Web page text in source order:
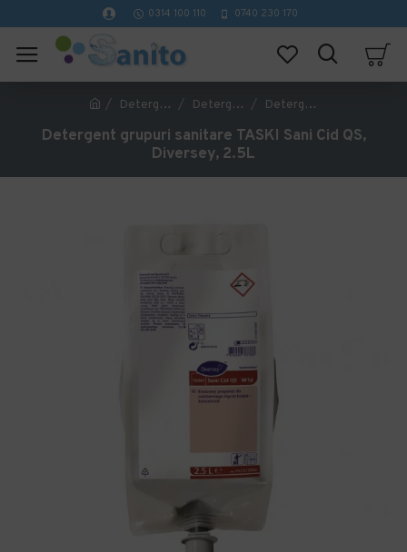
0314 100 110 0740 230 170
Detergenti profesionali curatenie Detergenti si dezinfectanti WC Detergent grupuri sanitare TASKI Sani Cid QS, Diversey, 2.5L
Detergent grupuri sanitare TASKI Sani Cid QS,
Diversey, 2.5L